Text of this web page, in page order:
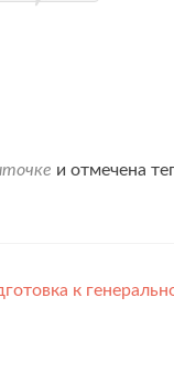
и отмечена
к